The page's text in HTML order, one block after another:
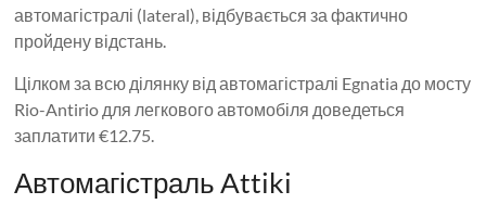
автомагістралі (lateral), відбувається за фактично
пройдену відстань.
Цілком за всю ділянку від автомагістралі Egnatia до мосту
Rio-Antirio для легкового автомобіля доведеться
заплатити €12.75.
Автомагістраль Attiki